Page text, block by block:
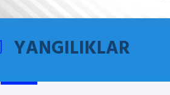
YANGILIKLAR